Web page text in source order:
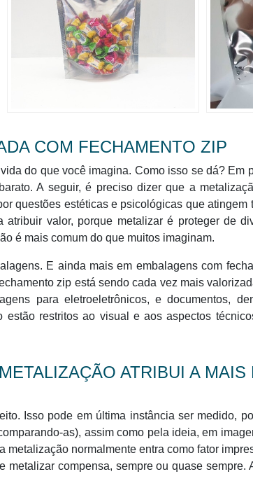
COM FECHAMENTO ZIP
do que você imagina. Como isso se dá? Em
A seguir, é preciso dizer que a
questões estéticas e psicológicas que atingem
atribuir valor, porque metalizar é proteger de
é mais comum do que muitos imaginam.
E ainda mais em embalagens com
zip está sendo cada vez mais
para eletroeletrônicos, e documentos,
estão restritos ao visual e aos aspectos
ATRIBUI A MAIS
Isso pode em última instância ser medido,
as), assim como pela ideia, em
metalização normalmente entra como fator
metalizar compensa, sempre ou quase sempre.